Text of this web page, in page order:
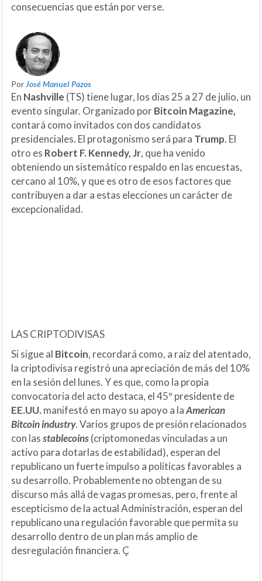
consecuencias que están por verse.
PorJosé Manuel Pazos
En Nashville (TS) tiene lugar, los días 25 a 27 de julio, un
evento singular. Organizado porBitcoin Magazine,
contará como invitados con dos candidatos
presidenciales. El protagonismo será para Trump. El
otro es Robert F. Kennedy, Jr, que ha venido
obteniendo un sistemático respaldo en las encuestas,
cercano al 10%, y que es otro de esos factores que
contribuyen a dar a estas elecciones un carácter de
excepcionalidad.
LAS CRIPTODIVISAS
Si sigue al Bitcoin, recordará como, a raíz del atentado,
la criptodivisa registró una apreciación de más del 10%
en la sesión del lunes. Y es que, como la propia
convocatoria del acto destaca, el 45º presidente de
EE.UU. manifestó en mayo su apoyo a laAmerican
Bitcoin industry. Varios grupos de presión relacionados
con lasstablecoins(criptomonedas vinculadas a un
activo para dotarlas de estabilidad), esperan del
republicano un fuerte impulso a políticas favorables a
su desarrollo. Probablemente no obtengan de su
discurso más allá de vagas promesas, pero, frente al
escepticismo de la actual Administración, esperan del
republicano una regulación favorable que permita su
desarrollo dentro de un plan más amplio de
desregulación financiera. Ç